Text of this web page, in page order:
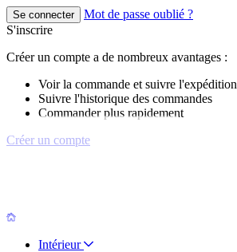
Se connecter
Mot de passe oublié ?
S'inscrire
Créer un compte a de nombreux avantages :
Voir la commande et suivre l'expédition
Suivre l'historique des commandes
Commander plus rapidement
Créer un compte
Intérieur